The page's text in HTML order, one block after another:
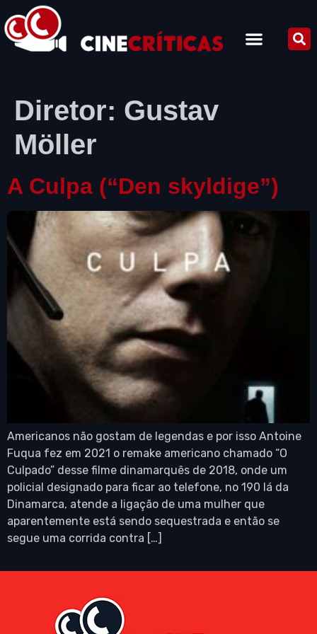
Diretor: Gustav
Möller
A Culpa (“Den skyldige”)
Americanos não gostam de legendas e por isso Antoine
Fuqua fez em 2021 o remake americano chamado “O
Culpado” desse filme dinamarquês de 2018, onde um
policial designado para ficar ao telefone, no 190 lá da
Dinamarca, atende a ligação de uma mulher que
aparentemente está sendo sequestrada e então se
segue uma corrida contra […]